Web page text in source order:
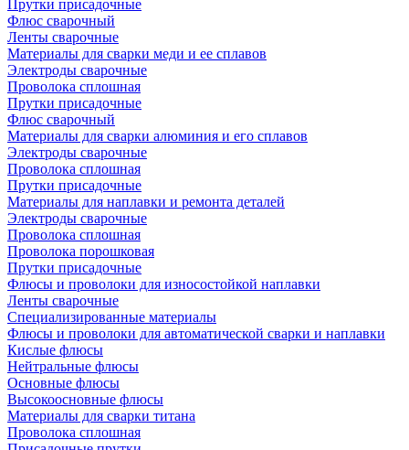
Прутки присадочные
Флюс сварочный
Ленты сварочные
Материалы для сварки меди и ее сплавов
Электроды сварочные
Проволока сплошная
Прутки присадочные
Флюс сварочный
Материалы для сварки алюминия и его сплавов
Электроды сварочные
Проволока сплошная
Прутки присадочные
Материалы для наплавки и ремонта деталей
Электроды сварочные
Проволока сплошная
Проволока порошковая
Прутки присадочные
Флюсы и проволоки для износостойкой наплавки
Ленты сварочные
Специализированные материалы
Флюсы и проволоки для автоматической сварки и наплавки
Кислые флюсы
Нейтральные флюсы
Основные флюсы
Высокоосновные флюсы
Материалы для сварки титана
Проволока сплошная